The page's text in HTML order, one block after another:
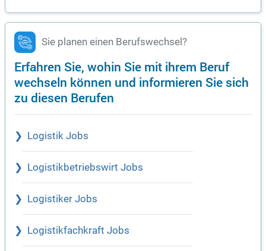
Sie planen einen Berufswechsel?
Erfahren Sie, wohin Sie mit ihrem Beruf
wechseln können und informieren Sie sich
zu diesen Berufen
Logistik Jobs
Logistikbetriebswirt Jobs
Logistiker Jobs
Logistikfachkraft Jobs